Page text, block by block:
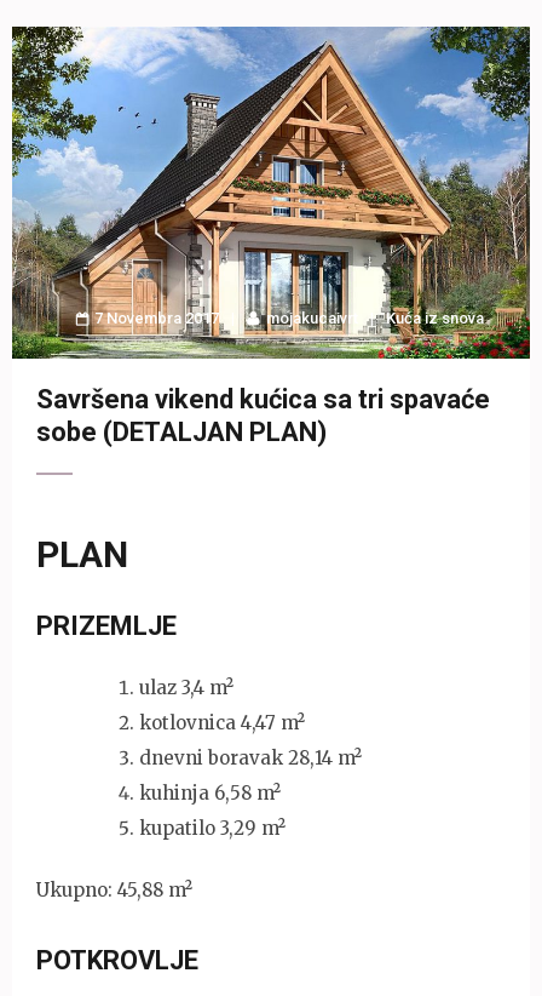
7 Novembra 2017 mojakucaivrt Kuća iz snova
Savršena vikend kućica sa tri spavaće
sobe (DETALJAN PLAN)
PLAN
PRIZEMLJE
ulaz 3,4 m²
kotlovnica 4,47 m²
dnevni boravak 28,14 m²
kuhinja 6,58 m²
kupatilo 3,29 m²
Ukupno: 45,88 m²
POTKROVLJE